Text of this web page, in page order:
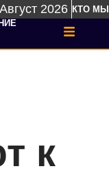
2026 КТО МЫ
к